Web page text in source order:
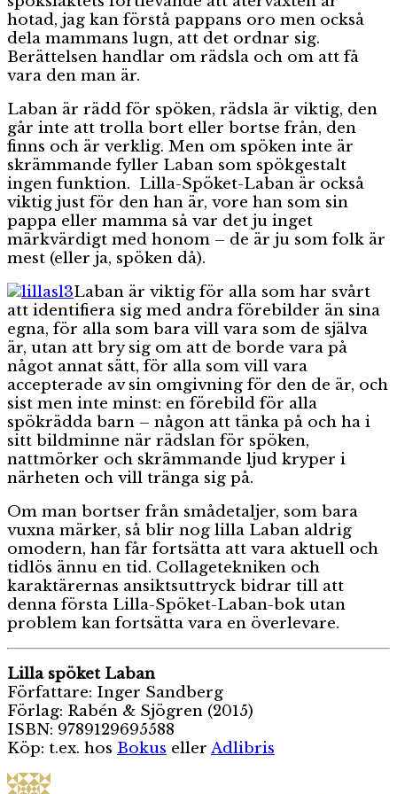
hotad, jag kan förstå pappans oro men också
dela mammans lugn, att det ordnar sig.
Berättelsen handlar om rädsla och om att få
vara den man är.
Laban är rädd för spöken, rädsla är viktig, den
går inte att trolla bort eller bortse från, den
finns och är verklig. Men om spöken inte är
skrämmande fyller Laban som spökgestalt
ingen funktion. Lilla-Spöket-Laban är också
viktig just för den han är, vore han som sin
pappa eller mamma så var det ju inget
märkvärdigt med honom – de är ju som folk är
mest (eller ja, spöken då).
Laban är viktig för alla som har svårt
att identifiera sig med andra förebilder än sina
egna, för alla som bara vill vara som de själva
är, utan att bry sig om att de borde vara på
något annat sätt, för alla som vill vara
accepterade av sin omgivning för den de är, och
sist men inte minst: en förebild för alla
spökrädda barn – någon att tänka på och ha i
sitt bildminne när rädslan för spöken,
nattmörker och skrämmande ljud kryper i
närheten och vill tränga sig på.
Om man bortser från smådetaljer, som bara
vuxna märker, så blir nog lilla Laban aldrig
omodern, han får fortsätta att vara aktuell och
tidlös ännu en tid. Collagetekniken och
karaktärernas ansiktsuttryck bidrar till att
denna första Lilla-Spöket-Laban-bok utan
problem kan fortsätta vara en överlevare.
Lilla spöket Laban
Författare: Inger Sandberg
Förlag: Rabén & Sjögren (2015)
ISBN: 9789129695588
Köp: t.ex. hos Bokus eller Adlibris
Författare